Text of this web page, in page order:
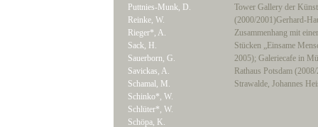
Puttnies-Munk, D.
Reinke, W.
Rieger*, A.
Sack, H.
Sauerborn, G.
Savickas, A.
Schamal, M.
Schinko*, W.
Schlüter*, W.
Schöpa, K.
Tower Gallery der
(2000/2001)Gerhard-
Zusammenhang mit
Stücken „Einsame
2005); Galeriecafe in
Rathaus Potsdam
Strawalde, Johannes